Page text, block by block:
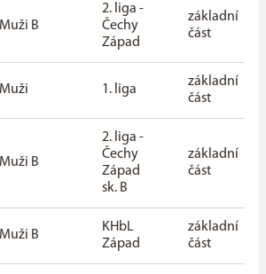
Muži B
2. liga -
Čechy
Západ
základní
část
Muži 1. liga
základní
část
Muži B
2. liga -
Čechy
Západ
sk. B
základní
část
Muži B
KHbL
Západ
základní
část